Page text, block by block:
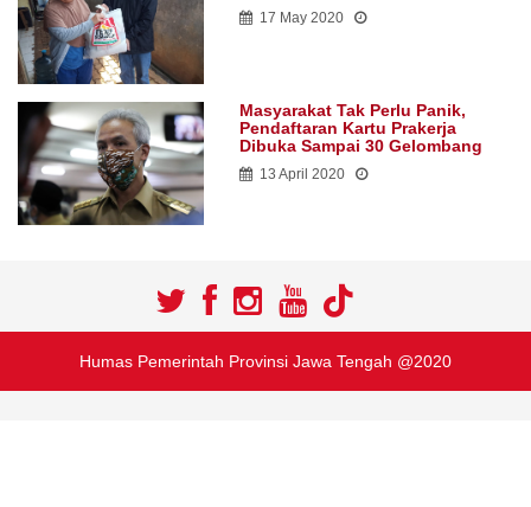
17 May 2020
Masyarakat Tak Perlu Panik,
Pendaftaran Kartu Prakerja
Dibuka Sampai 30 Gelombang
13 April 2020
Humas Pemerintah Provinsi Jawa Tengah @2020